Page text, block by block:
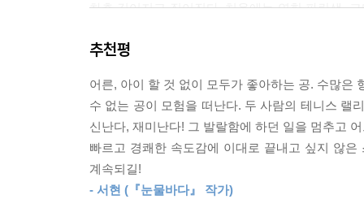
차츰 깊어지고 짙어진다. 처음에는 연한 파란색,
신나게 누빈다. 이 여정은 목적을 향해 직선으로
“너도 한번 끝까지 가 보지 않겠니?”
달라진 마음으로 돌아오다
주어진 자리에서 벗어나려는 마음은 언제나 망설
작은 편차로 방향을 바꾸어 하늘로 솟구친다.
추천평
어른, 아이 할 것 없이 모두가 좋아하는 공. 수많은
수 없는 공이 모험을 떠난다. 두 사람의 테니스 랠
신난다, 재미난다! 그 발랄함에 하던 일을 멈추고
빠르고 경쾌한 속도감에 이대로 끝내고 싶지 않
계속되길!
- 서현 (『눈물바다』 작가)